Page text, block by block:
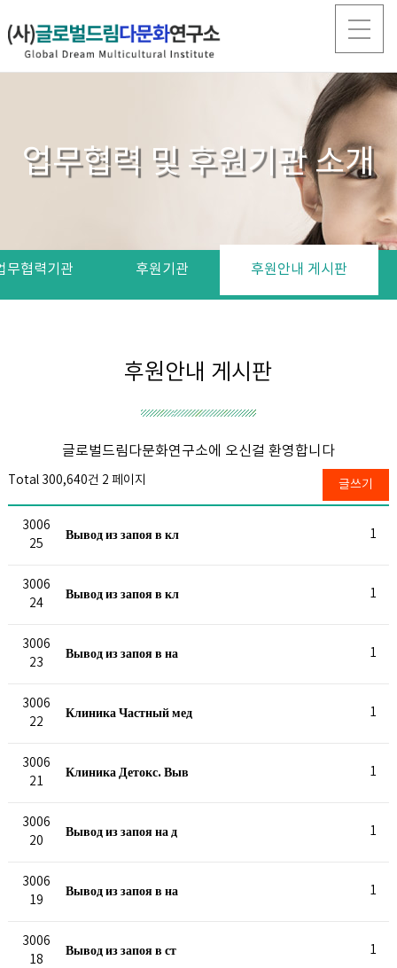
업무협력 및 후원기관 소개
무협력기관 후원기관 후원안내 게시판
후원안내 게시판
글로벌드림다문화연구소에 오신걸 환영합니다
Total 300,640건 2 페이지 글쓰기
3006
25
Вывод из запоя в кл 1
3006
24
Вывод из запоя в кл 1
3006
23
Вывод из запоя в на 1
3006
22
Клиника Частный мед 1
3006
21
Клиника Детокс. Выв 1
3006
20
Вывод из запоя на д 1
3006
19
Вывод из запоя в на 1
3006
18
Вывод из запоя в ст 1